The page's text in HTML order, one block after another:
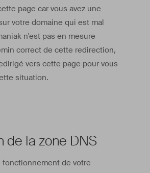
page car vous avez une
votre domaine qui est mal
n'est pas en mesure
correct de cette redirection,
vers cette page pour vous
situation.
de la zone DNS
de votre